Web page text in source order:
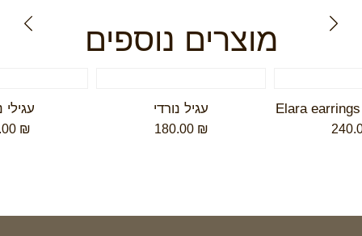
מוצרים נוספים
עגיל נורדי
180.00 ₪
₪